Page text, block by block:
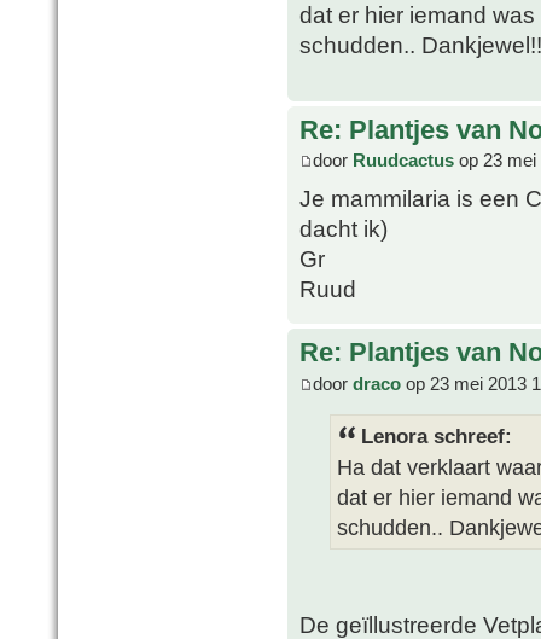
dat er hier iemand
schudden..
Re: Plantjes van
door Ruudcactus op 23 mei
Je mammilaria is een
dacht ik)
Gr
Ruud
Re: Plantjes van
door draco op 23 mei 2013
Lenora schreef:
Ha dat verklaart
dat er hier iemand
schudden..
De geïllustreerde